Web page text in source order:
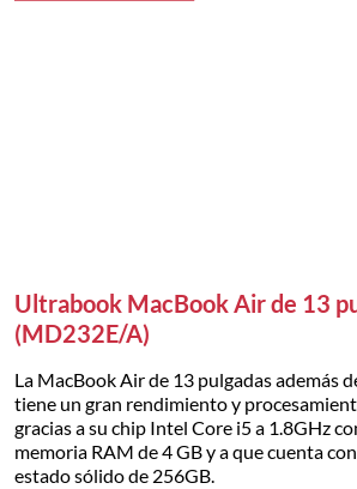
Ultrabook MacBook Air de 13
(MD232E/A)
La MacBook Air de 13 pulgadas además
tiene un gran rendimiento y
gracias a su chip Intel Core i5 a 1.8GHz
memoria RAM de 4 GB y a que cuenta
estado sólido de 256GB.